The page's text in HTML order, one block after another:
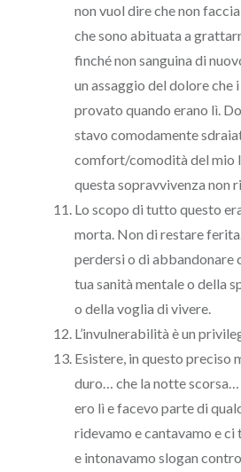
non vuol dire che non
che sono abituata a
finché non sanguina di
un assaggio del dolore che
provato quando erano lì.
stavo comodamente
comfort/comodità del mio
questa sopravvivenza non
Lo scopo di tutto questo
morta. Non di restare
perdersi o di abbandonare
tua sanità mentale o della
o della voglia di vivere.
L’invulnerabilità è un
Esistere, in questo preciso
duro… che la notte scorsa…
ero lì e facevo parte di
ridevamo e cantavamo e ci
e intonavamo slogan